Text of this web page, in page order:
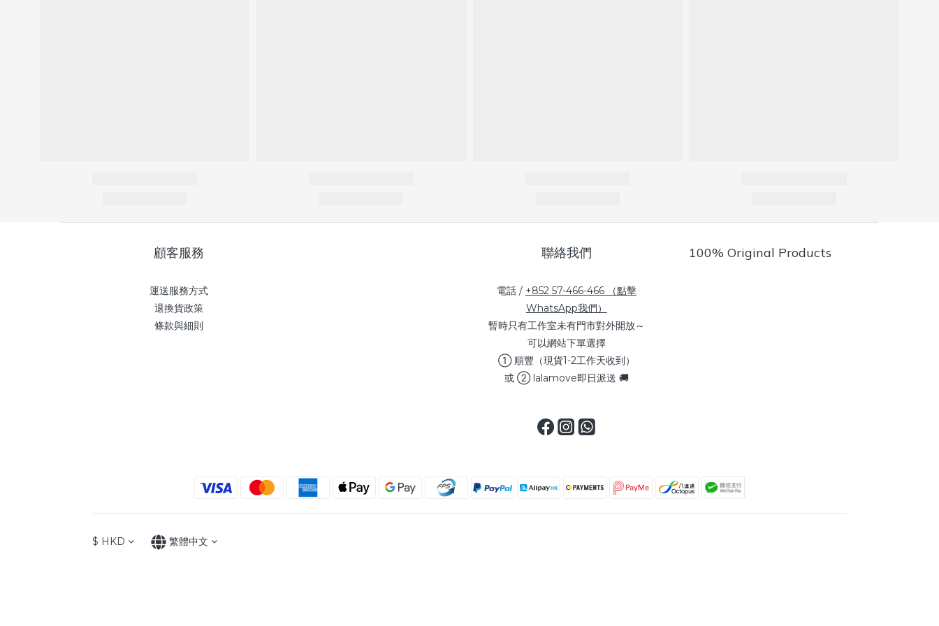
顧客服務
運送服務方式
退換貨政策
條款與細則
聯絡我們
電話 / +852 57-466-466 （點擊
WhatsApp我們）
暫時只有工作室未有門市對外開放～
可以網站下單選擇
① 順豐（現貨1-2工作天收到）
或 ② lalamove即日派送 🚚
100% Original Products
$ HKD 繁體中文